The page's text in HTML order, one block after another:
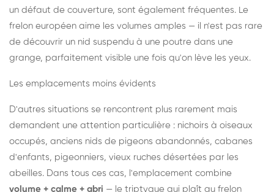
un défaut de couverture, sont également fréquentes. Le
frelon européen aime les volumes amples — il n'est pas rare
de découvrir un nid suspendu à une poutre dans une
grange, parfaitement visible une fois qu'on lève les yeux.
Les emplacements moins évidents
D'autres situations se rencontrent plus rarement mais
demandent une attention particulière : nichoirs à oiseaux
occupés, anciens nids de pigeons abandonnés, cabanes
d'enfants, pigeonniers, vieux ruches désertées par les
abeilles. Dans tous ces cas, l'emplacement combine
volume + calme + abri — le triptyque qui plaît au frelon